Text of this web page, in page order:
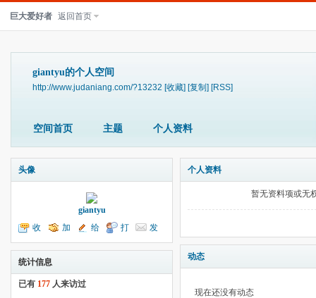
巨大爱好者 返回首页
giantyu的个人空间
http://www.judaniang.com/?13232 [收藏] [复制] [RSS]
空间首页 主题 个人资料
头像
giantyu
收
听TA
加
为好友
给
我留言
打
个招呼
发
送消息
统计信息
已有 177 人来访过
个人资料
暂无资料项或无
动态
现在还没有动态